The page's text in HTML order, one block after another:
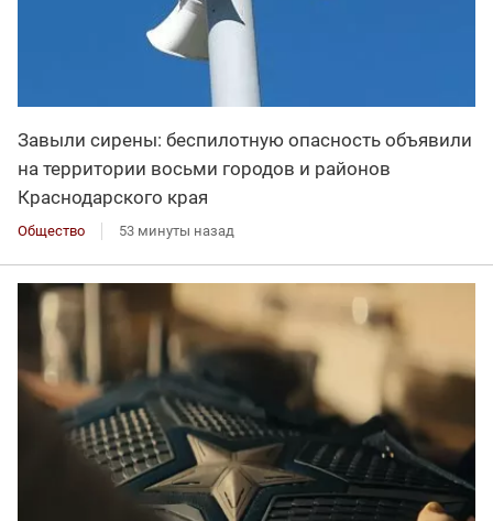
Завыли сирены: беспилотную опасность объявили
на территории восьми городов и районов
Краснодарского края
Общество 53 минуты назад